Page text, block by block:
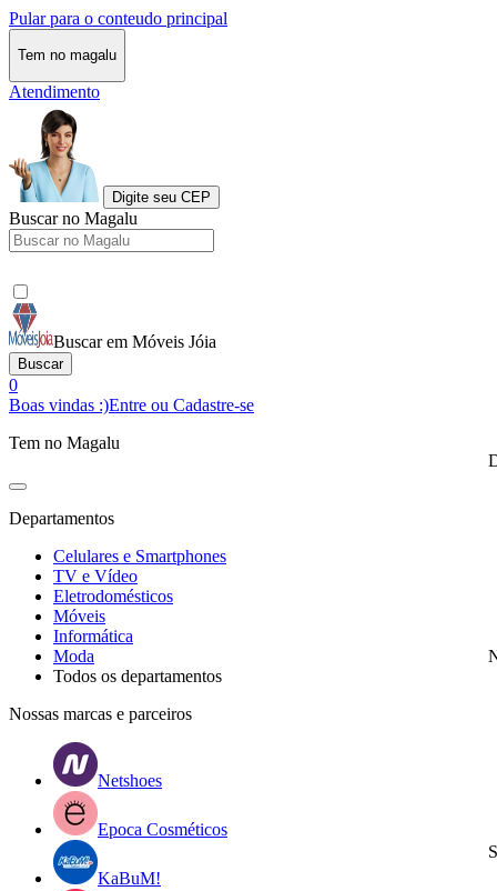
Pular para o conteudo principal
Tem no magalu
Atendimento
Digite seu CEP
Buscar no Magalu
Buscar em Móveis Jóia
Buscar
0
Boas vindas :)Entre ou Cadastre-se
Tem no Magalu
Departamentos
Celulares e Smartphones
TV e Vídeo
Eletrodomésticos
Móveis
Informática
Moda
Todos os departamentos
Nossas marcas e parceiros
Netshoes
Epoca Cosméticos
KaBuM!